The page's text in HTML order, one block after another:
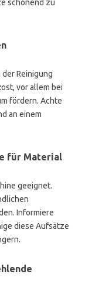
schonend zu
Reinigung
vor allem bei
fördern. Achte
an einem
für Material
geeignet.
Informiere
diese Aufsätze